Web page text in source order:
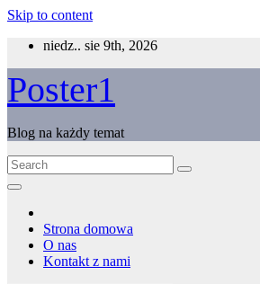
Skip to content
niedz.. sie 9th, 2026
Poster1
Blog na każdy temat
Strona domowa
O nas
Kontakt z nami